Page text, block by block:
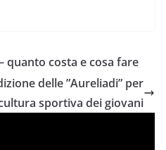
quanto costa e cosa fare
delle ”Aureliadi” per
sportiva dei giovani